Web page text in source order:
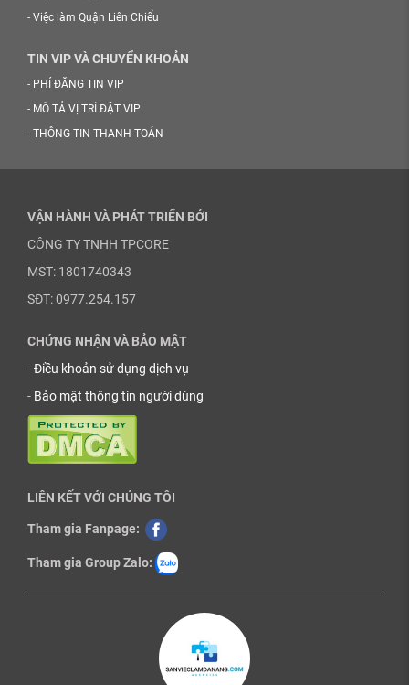
- Việc làm Quận Liên Chiểu
TIN VIP VÀ CHUYỂN KHOẢN
- PHÍ ĐĂNG TIN VIP
- MÔ TẢ VỊ TRÍ ĐẶT VIP
- THÔNG TIN THANH TOÁN
VẬN HÀNH VÀ PHÁT TRIỂN BỞI
CÔNG TY TNHH TPCORE
MST: 1801740343
SĐT: 0977.254.157
CHỨNG NHẬN VÀ BẢO MẬT
-Điều khoản sử dụng dịch vụ
- Bảo mật thông tin người dùng
LIÊN KẾT VỚI CHÚNG TÔI
Tham gia Fanpage:
Tham gia Group Zalo: